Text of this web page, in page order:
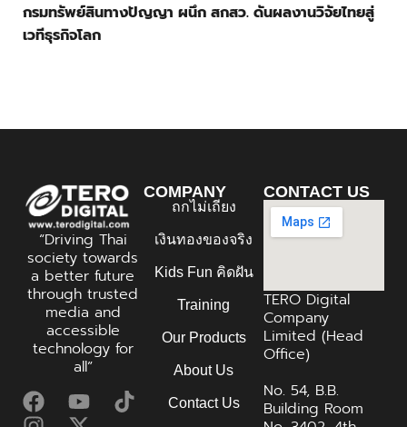
กรมทรัพย์สินทางปัญญา ผนึก สกสว. ดันผลงานวิจัยไทยสู่
เวทีธุรกิจโลก
“Driving Thai
society towards
a better future
through trusted
media and
accessible
technology for
all”
COMPANY
ถกไม่เถียง
เงินทองของจริง
Kids Fun คิดฝัน
Training
Our Products
About Us
Contact Us
CONTACT US
TERO Digital
Company
Limited (Head
Office)
No. 54, B.B.
Building Room